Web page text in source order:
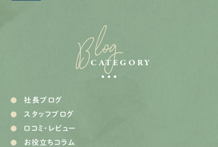
Blog
CATEGORY
社長ブログ
スタッフブログ
口コミ・レビュー
お役立ちコラム